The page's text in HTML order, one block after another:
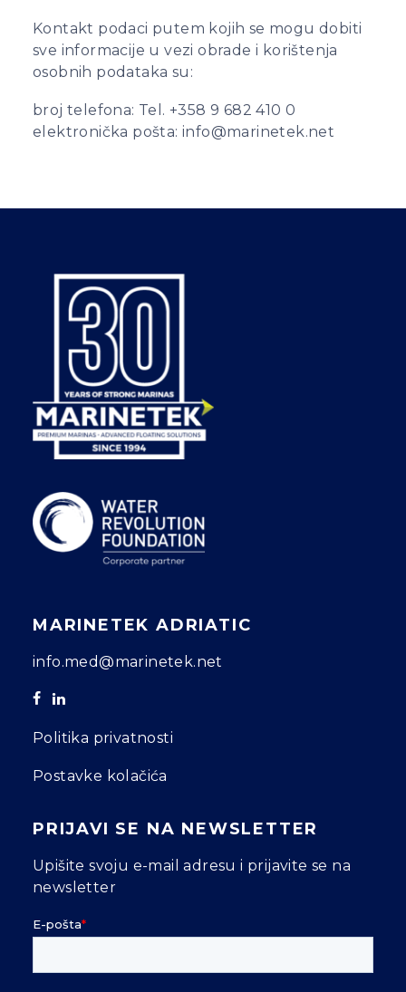
Kontakt podaci putem kojih se mogu dobiti
sve informacije u vezi obrade i korištenja
osobnih podataka su:
broj telefona: Tel. +358 9 682 410 0
elektronička pošta: info@marinetek.net
MARINETEK ADRIATIC
info.med@marinetek.net
Politika privatnosti
Postavke kolačića
PRIJAVI SE NA NEWSLETTER
Upišite svoju e-mail adresu i prijavite se na
newsletter